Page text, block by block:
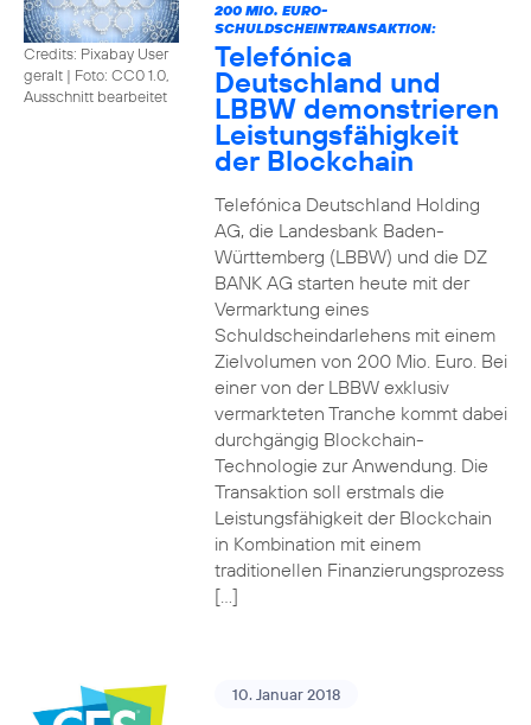
Credits: Pixabay User
geralt | Foto: CC0 1.0,
Ausschnitt bearbeitet
200 MIO. EURO-
SCHULDSCHEINTRANSAKTION:
Telefónica
Deutschland und
LBBW demonstrieren
Leistungsfähigkeit
der Blockchain
Telefónica Deutschland Holding
AG, die Landesbank Baden-
Württemberg (LBBW) und die DZ
BANK AG starten heute mit der
Vermarktung eines
Schuldscheindarlehens mit einem
Zielvolumen von 200 Mio. Euro. Bei
einer von der LBBW exklusiv
vermarkteten Tranche kommt dabei
durchgängig Blockchain-
Technologie zur Anwendung. Die
Transaktion soll erstmals die
Leistungsfähigkeit der Blockchain
in Kombination mit einem
traditionellen Finanzierungsprozess
[…]
10. Januar 2018